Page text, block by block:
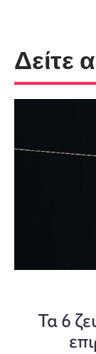
Δείτε
Τα 6